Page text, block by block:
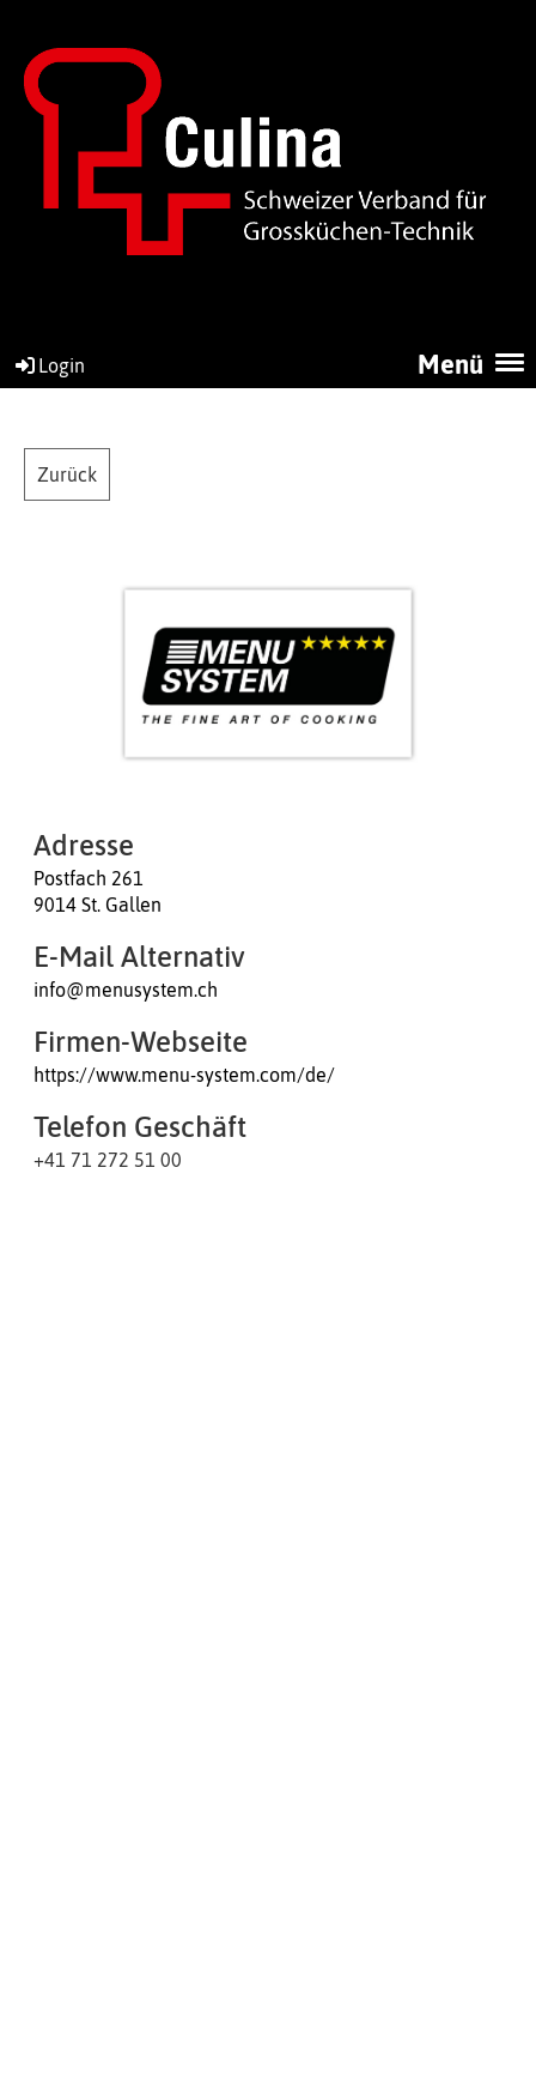
Menü
Login
Zurück
Adresse
Postfach 261
9014 St. Gallen
E-Mail Alternativ
info@menusystem.ch
Firmen-Webseite
https://www.menu-system.com/de/
Telefon Geschäft
+41 71 272 51 00